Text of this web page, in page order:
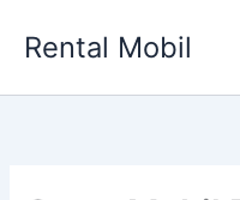
Rental Mobil